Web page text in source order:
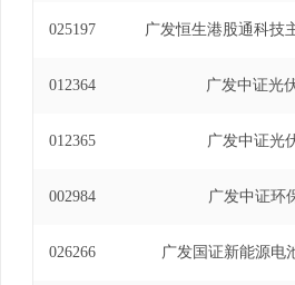
025197 广发恒生港股通科技
012364 广发中证光
012365 广发中证光
002984 广发中证环
026266 广发国证新能源电